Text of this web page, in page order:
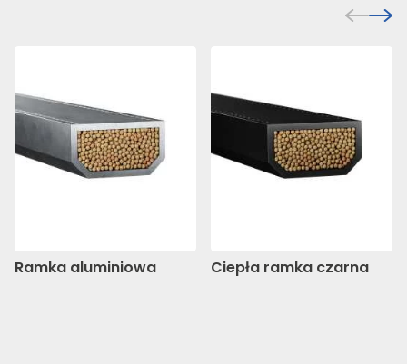
Ramka aluminiowa Ciepła ramka czarna